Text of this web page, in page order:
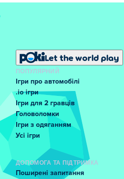
Let the world play
ПОПУЛЯРНИЙ
Ігри про автомобілі
.io ігри
Ігри для 2 гравців
Головоломки
Ігри з одяганням
Усі ігри
ДОПОМОГА ТА ПІДТРИМКА
Поширені запитання